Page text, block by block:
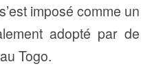
imposé comme un
adopté par de
Togo.